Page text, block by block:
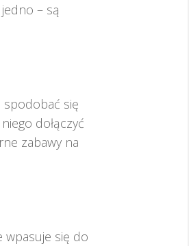
– są
spodobać się
dołączyć
zabawy na
się do